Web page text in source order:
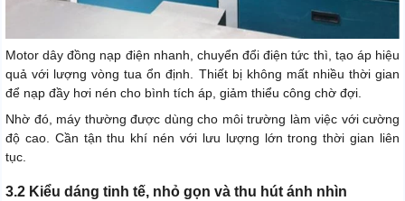
Motor dây đồng nạp điện nhanh, chuyển đổi điện tức thì, tạo áp hiệu
quả với lượng vòng tua ổn định. Thiết bị không mất nhiều thời gian
để nạp đầy hơi nén cho bình tích áp, giảm thiểu công chờ đợi.
Nhờ đó, máy thường được dùng cho môi trường làm việc với cường
độ cao. Cần tận thu khí nén với lưu lượng lớn trong thời gian liên
tục.
3.2 Kiểu dáng tinh tế, nhỏ gọn và thu hút ánh nhìn